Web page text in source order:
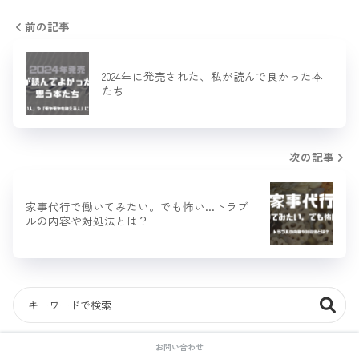
前の記事
2024年に発売された、私が読んで良かった本
たち
次の記事
家事代行で働いてみたい。でも怖い…トラブ
ルの内容や対処法とは？
お問い合わせ